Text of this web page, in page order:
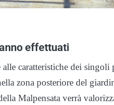
effettuati
caratteristiche dei
zona posteriore del
Malpensata verrà